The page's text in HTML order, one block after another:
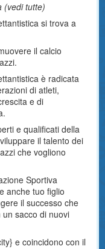
(vedi tutte)
si trova a
il calcio
è radicata
di atleti,
e di
e qualificati della
il talento dei
che vogliono
Sportiva
anche tuo figlio
il successo che
sacco di nuovi
e coincidono con il